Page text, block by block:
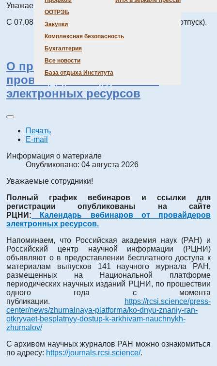
ООТРЭБ
Закупки
Комплексная безопасность
Бухгалтерия
Все новости
База отдыха Института
Уважаемые сотрудники!
C 07.08.26 по 20.08.26 библиотека не работает (отпуск).
О проведении вебинаров от
провайдеров зарубежных
электронных ресурсов
Печать
E-mail
Информация о материале
Опубликовано: 04 августа 2026
Уважаемые сотрудники!
Полный график вебинаров и ссылки для
регистрации опубликованы на сайте
РЦНИ: Календарь вебинаров от провайдеров
электронных ресурсов.
Напоминаем, что Российская академия наук (РАН) и
Российский центр научной информации (РЦНИ)
объявляют о в предоставлении бесплатного доступа к
материалам выпусков 141 научного журнала РАН,
размещенных на Национальной платформе
периодических научных изданий РЦНИ, по прошествии
одного года с момента
публикации.
https://rcsi.science/press-
center/news/zhurnalnaya-platforma/ko-dnyu-znaniy-ran-
otkryvaet-besplatnyy-dostup-k-arkhivam-nauchnykh-
zhurnalov/
C архивом научных журналов РАН можно ознакомиться
по адресу: https://journals.rcsi.science/.